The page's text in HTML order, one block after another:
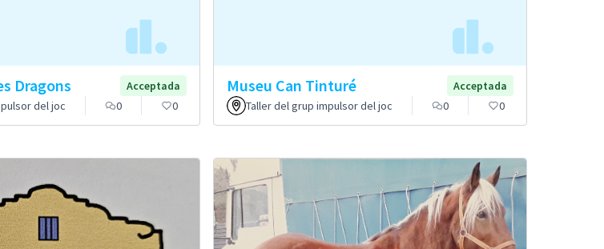
Dragons
Acceptada
del joc
0 0
Museu Can Tinturé
Acceptada
Taller del grup impulsor del joc
0 0